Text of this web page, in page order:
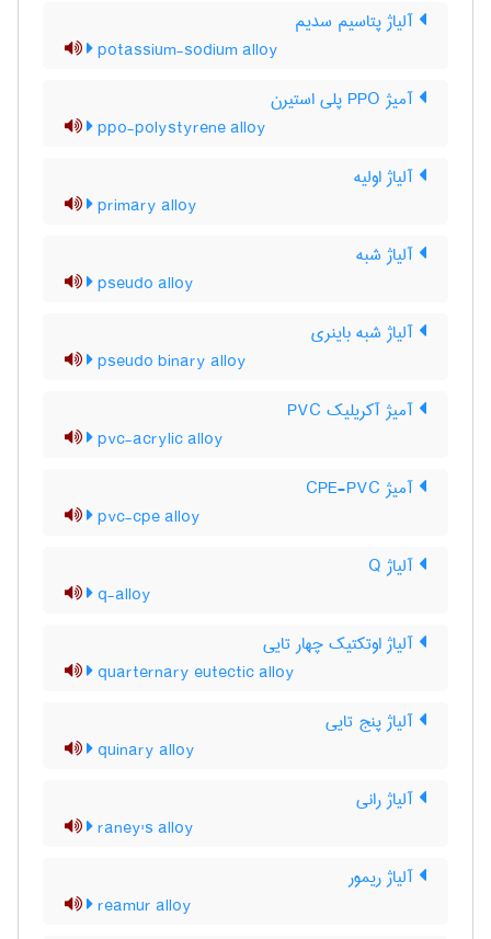
آلیاژ پتاسیم سدیم
potassium-sodium alloy
آمیژ PPO پلی استیرن
ppo-polystyrene alloy
آلیاژ اولیه
primary alloy
آلیاژ شبه
pseudo alloy
آلیاژ شبه باینری
pseudo binary alloy
آمیژ آکریلیک PVC
pvc-acrylic alloy
آمیژ CPE-PVC
pvc-cpe alloy
آلیاژ Q
q-alloy
آلیاژ اوتکتیک چهار تایی
quarternary eutectic alloy
آلیاژ پنج تایی
quinary alloy
آلیاژ رانی
raney's alloy
آلیاژ ریمور
reamur alloy